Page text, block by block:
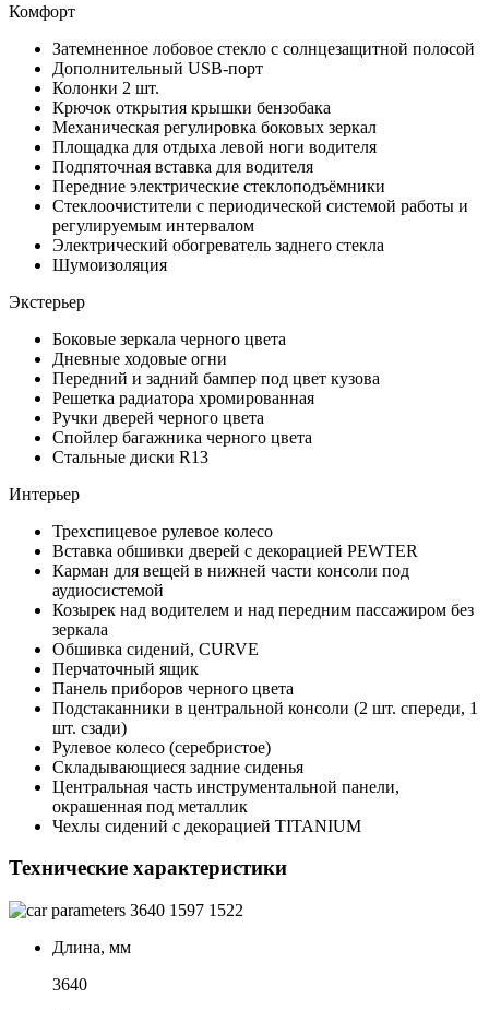
Комфорт
Затемненное лобовое стекло с солнцезащитной полосой
Дополнительный USB-порт
Колонки 2 шт.
Крючок открытия крышки бензобака
Механическая регулировка боковых зеркал
Площадка для отдыха левой ноги водителя
Подпяточная вставка для водителя
Передние электрические стеклоподъёмники
Стеклоочистители с периодической системой работы и
регулируемым интервалом
Электрический обогреватель заднего стекла
Шумоизоляция
Экстерьер
Боковые зеркала черного цвета
Дневные ходовые огни
Передний и задний бампер под цвет кузова
Решетка радиатора хромированная
Ручки дверей черного цвета
Спойлер багажника черного цвета
Стальные диски R13
Интерьер
Трехспицевое рулевое колесо
Вставка обшивки дверей с декорацией PEWTER
Карман для вещей в нижней части консоли под
аудиосистемой
Козырек над водителем и над передним пассажиром без
зеркала
Обшивка сидений, CURVE
Перчаточный ящик
Панель приборов черного цвета
Подстаканники в центральной консоли (2 шт. спереди, 1
шт. сзади)
Рулевое колесо (серебристое)
Складывающиеся задние сиденья
Центральная часть инструментальной панели,
окрашенная под металлик
Чехлы сидений с декорацией TITANIUM
Технические характеристики
3640 1597 1522
Длина, мм
3640